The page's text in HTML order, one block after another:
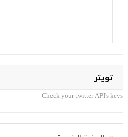
تويتر
Check your twitter API's keys